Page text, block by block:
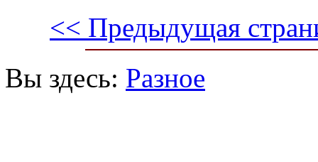
<< Предыдущая
Вы здесь: Разное